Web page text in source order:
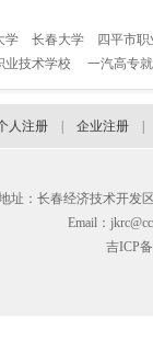
学 长春大学
四平市
业技术学校 一汽高专
人注册 企业注册
址：长春经济技术开发
Email：
吉ICP